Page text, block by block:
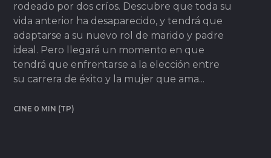
rodeado por dos críos. Descubre que toda su
vida anterior ha desaparecido, y tendrá que
adaptarse a su nuevo rol de marido y padre
ideal. Pero llegará un momento en que
tendrá que enfrentarse a la elección entre
su carrera de éxito y la mujer que ama...
CINE 0 MIN (TP)